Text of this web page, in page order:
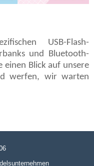
USB-Flash-
und Bluetooth-
einen Blick auf unsere
werfen, wir warten